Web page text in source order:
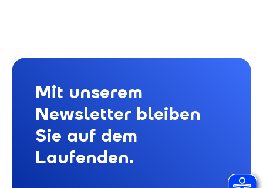
Mit unserem
Newsletter bleiben
Sie auf dem
Laufenden.